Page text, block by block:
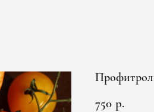
750 р.